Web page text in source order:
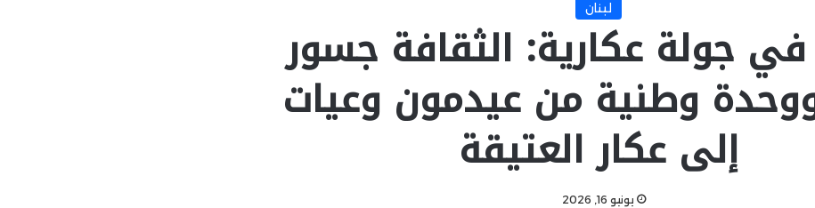
لبنان
في جولة عكارية: الثقافة جسور
وطنية من عيدمون وعيات
إلى عكار العتيقة
يونيو 16, 2026